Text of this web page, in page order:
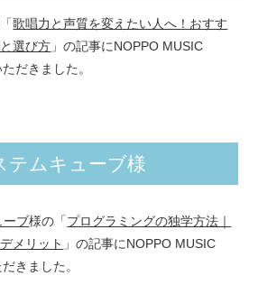
歌唱力と声質を変えたい人へ！おすす
選び方 」の記事にNOPPO MUSIC
だきました。
テムキューブ様
ーブ様の「プログラミングの独学方法｜
メリット 」の記事にNOPPO MUSIC
きました。